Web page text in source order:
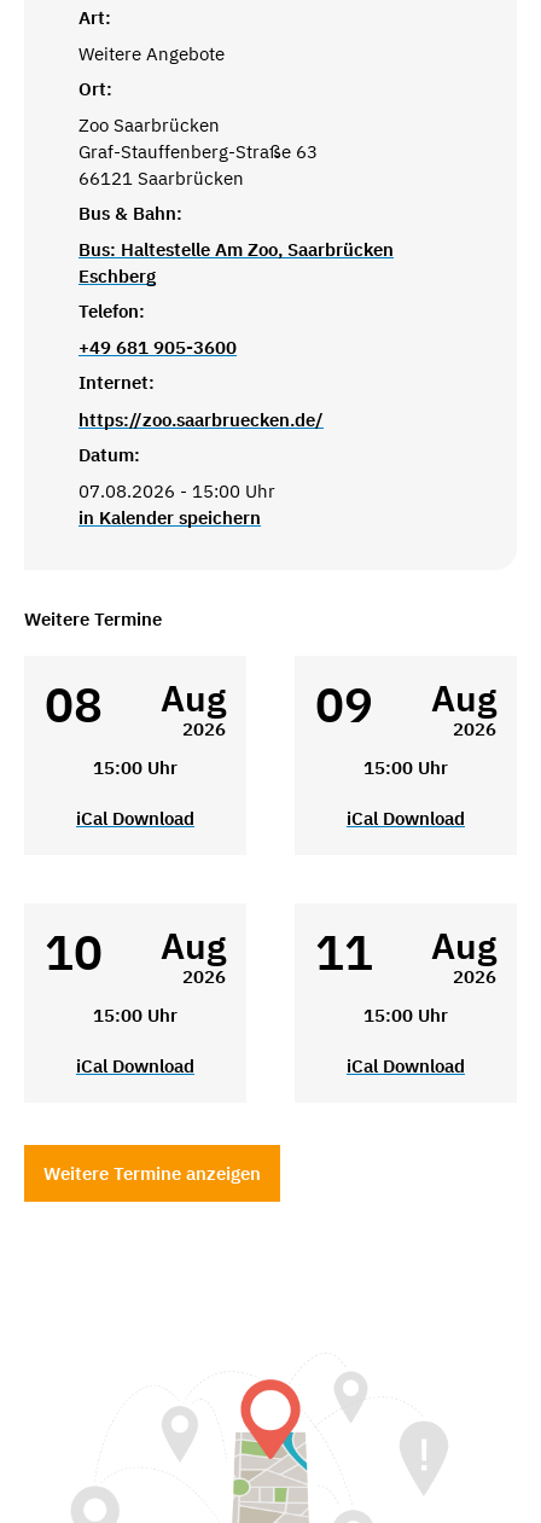
Art:
Weitere Angebote
Ort:
Zoo Saarbrücken
Graf-Stauffenberg-Straße 63
66121 Saarbrücken
Bus & Bahn:
Bus: Haltestelle Am Zoo, Saarbrücken
Eschberg
Telefon:
+49 681 905-3600
Internet:
https://zoo.saarbruecken.de/
Datum:
07.08.2026 - 15:00 Uhr
in Kalender speichern
Weitere Termine
08 Aug
2026
15:00 Uhr
iCal Download
09 Aug
2026
15:00 Uhr
iCal Download
10 Aug
2026
15:00 Uhr
iCal Download
11 Aug
2026
15:00 Uhr
iCal Download
Weitere Termine anzeigen